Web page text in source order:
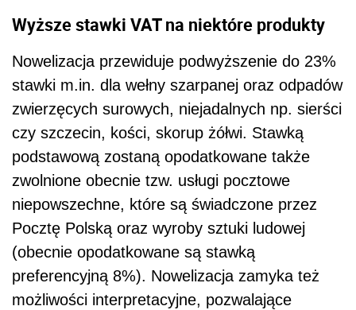
Wyższe stawki VAT na niektóre produkty
Nowelizacja przewiduje podwyższenie do 23%
stawki m.in. dla wełny szarpanej oraz odpadów
zwierzęcych surowych, niejadalnych np. sierści
czy szczecin, kości, skorup żółwi. Stawką
podstawową zostaną opodatkowane także
zwolnione obecnie tzw. usługi pocztowe
niepowszechne, które są świadczone przez
Pocztę Polską oraz wyroby sztuki ludowej
(obecnie opodatkowane są stawką
preferencyjną 8%). Nowelizacja zamyka też
możliwości interpretacyjne, pozwalające